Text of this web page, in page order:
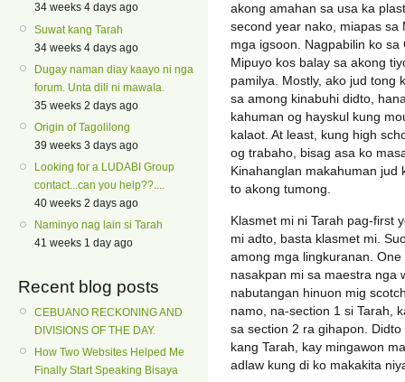
34 weeks 4 days ago
Suwat kang Tarah
34 weeks 4 days ago
Dugay naman diay kaayo ni nga
forum. Unta dili ni mawala.
35 weeks 2 days ago
Origin of Tagolilong
39 weeks 3 days ago
Looking for a LUDABI Group
contact...can you help??....
40 weeks 2 days ago
Naminyo nag lain si Tarah
41 weeks 1 day ago
Recent blog posts
CEBUANO RECKONING AND
DIVISIONS OF THE DAY.
How Two Websites Helped Me
Finally Start Speaking Bisaya
akong amahan sa usa ka
second year nako, miapas sa
mga igsoon. Nagpabilin ko
Mipuyo kos balay sa akong
pamilya. Mostly, ako jud tong
sa among kinabuhi didto,
kahuman og hayskul kung
kalaot. At least, kung high
og trabaho, bisag asa ko
Kinahanglan makahuman jud
to akong tumong.
Klasmet mi ni Tarah pag-first
mi adto, basta klasmet mi.
among mga lingkuranan.
nasakpan mi sa maestra nga
nabutangan hinuon mig
namo, na-section 1 si Tarah,
sa section 2 ra gihapon.
kang Tarah, kay mingawon
adlaw kung di ko makakita